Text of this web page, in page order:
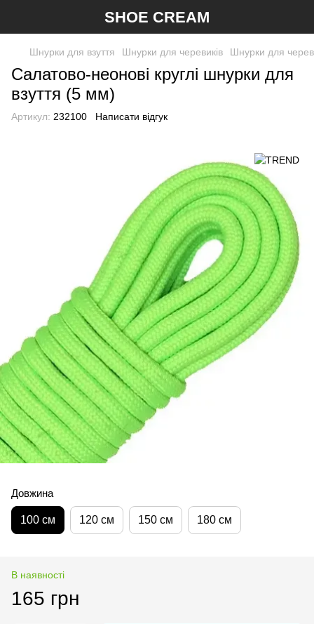
SHOE CREAM
Шнурки для взуття Шнурки для черевиків Шнурки для
Салатово-неонові круглі шнурки для
взуття (5 мм)
Артикул: 232100 Написати відгук
Довжина
100 см 120 см 150 см 180 см
В наявності
165 грн